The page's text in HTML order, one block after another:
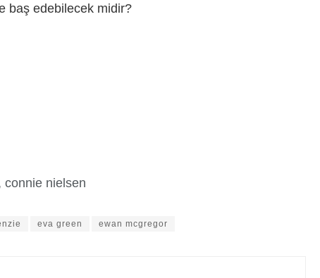
baş edebilecek midir?
connie nielsen
eva green ewan mcgregor